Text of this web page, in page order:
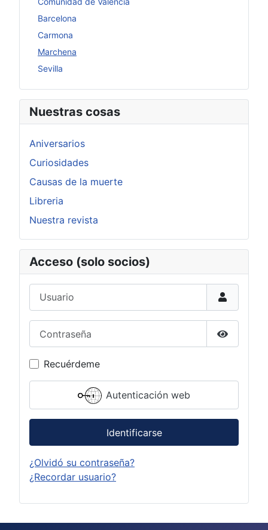
Barcelona
Carmona
Marchena
Sevilla
Nuestras cosas
Aniversarios
Curiosidades
Causas de la muerte
Libreria
Nuestra revista
Acceso (solo socios)
Mostrar
Recuérdeme
Autenticación web
Identificarse
¿Olvidó su contraseña?
¿Recordar usuario?